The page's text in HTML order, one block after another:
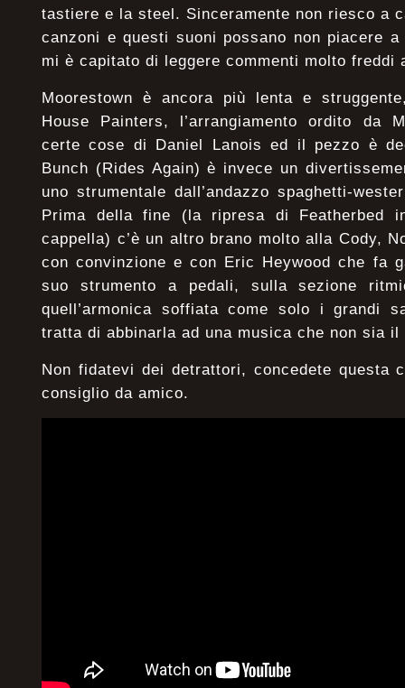
tastiere e la steel. Sinceramente non riesco a
canzoni e questi suoni possano non piacere
mi è capitato di leggere commenti molto freddi
Moorestown è ancora più lenta e
House Painters, l’arrangiamento ordito da
certe cose di Daniel Lanois ed il pezzo è
Bunch (Rides Again) è invece un
uno strumentale dall’andazzo spaghetti-
Prima della fine (la ripresa di Featherbed
cappella) c’è un altro brano molto alla Cody,
con convinzione e con Eric Heywood che fa
suo strumento a pedali, sulla sezione
quell’armonica soffiata come solo i grandi
tratta di abbinarla ad una musica che non sia
Non fidatevi dei detrattori, concedete questa
consiglio da amico.